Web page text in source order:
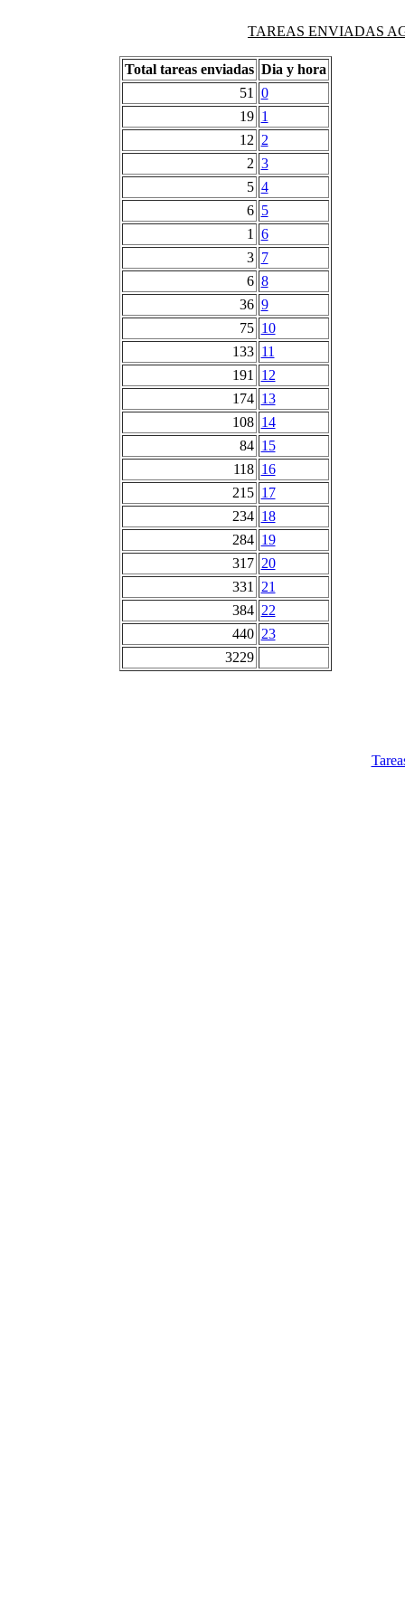
TAREAS ENVIADAS
Total tareas enviadas Dia y hora
51
0
19 1
12 2
2 3
5 4
6 5
1
6
3 7
6 8
36 9
75 10
133 11
191
12
174 13
108 14
84 15
118 16
215 17
234 18
284 19
317 20
331
21
384 22
440 23
3229